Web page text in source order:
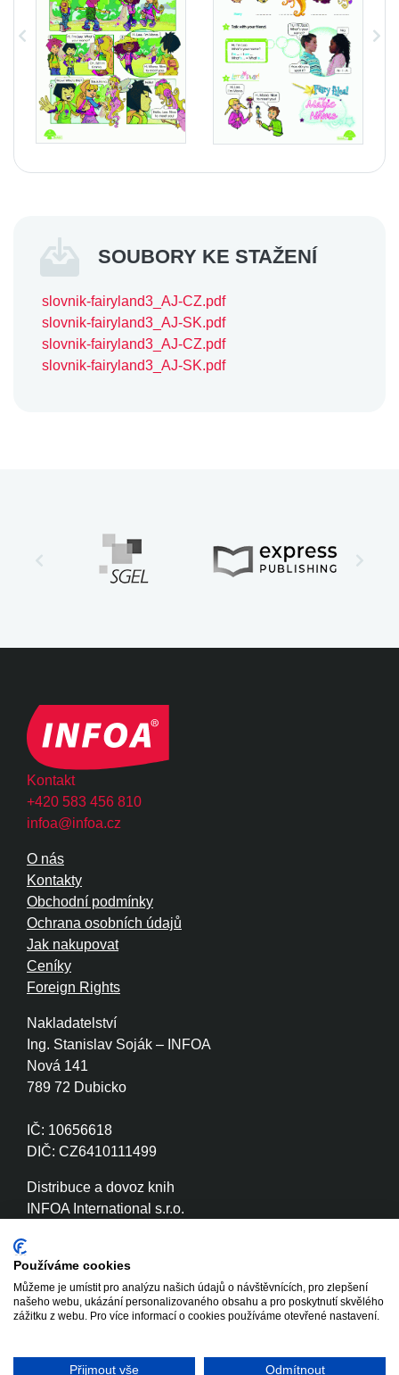
SOUBORY KE STAŽENÍ
slovnik-fairyland3_AJ-CZ.pdf
slovnik-fairyland3_AJ-SK.pdf
slovnik-fairyland3_AJ-CZ.pdf
slovnik-fairyland3_AJ-SK.pdf
Kontakt
+420 583 456 810
infoa@infoa.cz
Nakladatelství
Ing. Stanislav Soják – INFOA
Nová 141
789 72 Dubicko
IČ: 10656618
DIČ: CZ6410111499
Distribuce a dovoz knih
INFOA International s.r.o.
IČ: 26870886
DIČ: CZ26870886
O nás
Kontakty
Obchodní podmínky
Ochrana osobních údajů
Jak nakupovat
Ceníky
Foreign Rights
Používáme cookies
Můžeme je umístit pro analýzu našich údajů o návštěvnících, pro zlepšení
našeho webu, ukázání personalizovaného obsahu a pro poskytnutí skvělého
zážitku z webu. Pro více informací o cookies používáme otevřené nastavení.
Přijmout vše Odmítnout